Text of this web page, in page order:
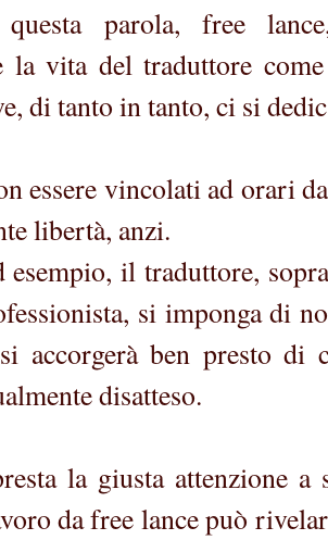
parola, free
la vita del traduttore
di tanto in tanto, ci si
essere vincolati ad orari
libertà, anzi.
esempio, il traduttore,
si imponga di
accorgerà ben presto di
disatteso.
la giusta attenzione a
da free lance può